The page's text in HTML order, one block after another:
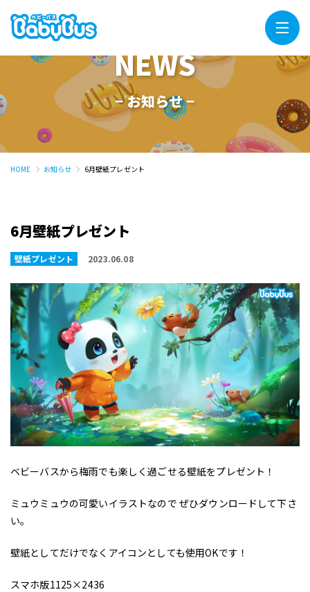
NEWS
− お知らせ −
HOME お知らせ 6月壁紙プレゼント
6月壁紙プレゼント
壁紙プレゼント 2023.06.08
ベビーバスから梅雨でも楽しく過ごせる壁紙をプレゼント！
ミュウミュウの可愛いイラストなので ぜひダウンロードして下さ
い。
壁紙としてだけでなくアイコンとしても使用OKです！
スマホ版1125×2436